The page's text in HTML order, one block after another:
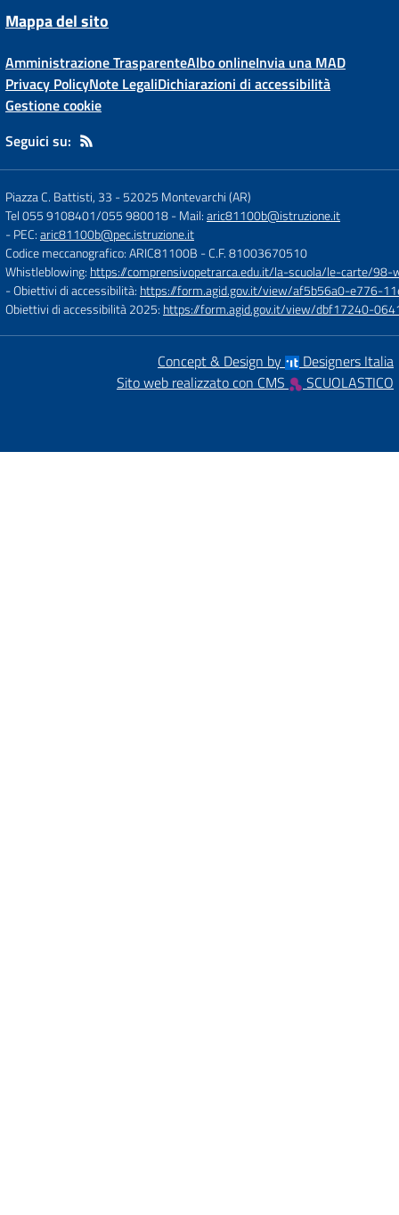
Mappa del sito
Amministrazione TrasparenteAlbo onlineInvia una MAD
Privacy PolicyNote LegaliDichiarazioni di accessibilità
Gestione cookie
Seguici su:
Piazza C. Battisti, 33 -52025 Montevarchi (AR)
Tel 055 9108401/055 980018- Mail:aric81100b@istruzione.it
- PEC:aric81100b@pec.istruzione.it
Codice meccanografico: ARIC81100B - C.F. 81003670510
Whistleblowing: https://comprensivopetrarca.edu.it/la-scuola/le-carte/98-
- Obiettivi di accessibilità: https://form.agid.gov.it/view/af5b56a0-e776-
Obiettivi di accessibilità 2025: https://form.agid.gov.it/view/dbf17240-
Concept & Design by
Designers Italia
Sito web realizzato con CMS
SCUOLASTICO